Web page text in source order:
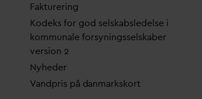
Fakturering
Kodeks for god selskabsledelse i
kommunale forsyningsselskaber
version 2
Nyheder
Vandpris på danmarkskort